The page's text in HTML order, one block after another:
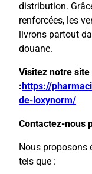
distribution.
renforcées, les
livrons partout
douane.
Visitez notre site
: https://
de-loxynorm/
Contactez-nous
Nous proposons
tels que :